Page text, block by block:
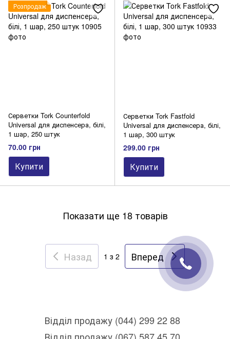
Розпродаж
Серветки Tork Cоunterfold
Universal для диспенсера, білі,
1 шар, 250 штук
70.00 грн
Купити
Серветки Tork Fastfold
Universal для диспенсера, білі,
1 шар, 300 штук
299.00 грн
Купити
Показати ще 18 товарів
Назад 1 з 2 Вперед
Відділ продажу (044) 299 22 88